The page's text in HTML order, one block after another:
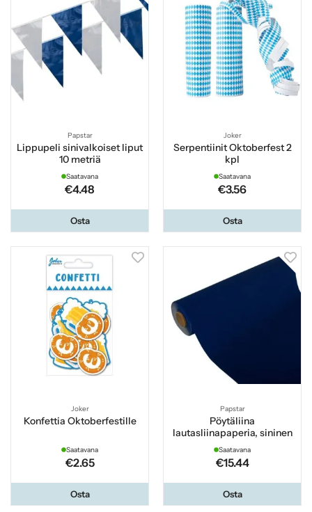
Papstar
Lippupeli sinivalkoiset liput
10 metriä
Saatavana
€4.48
Osta
Joker
Serpentiinit Oktoberfest 2
kpl
Saatavana
€3.56
Osta
Joker
Konfettia Oktoberfestille
Saatavana
€2.65
Osta
Papstar
Pöytäliina
lautasliinapaperia, sininen
Saatavana
€15.44
Osta